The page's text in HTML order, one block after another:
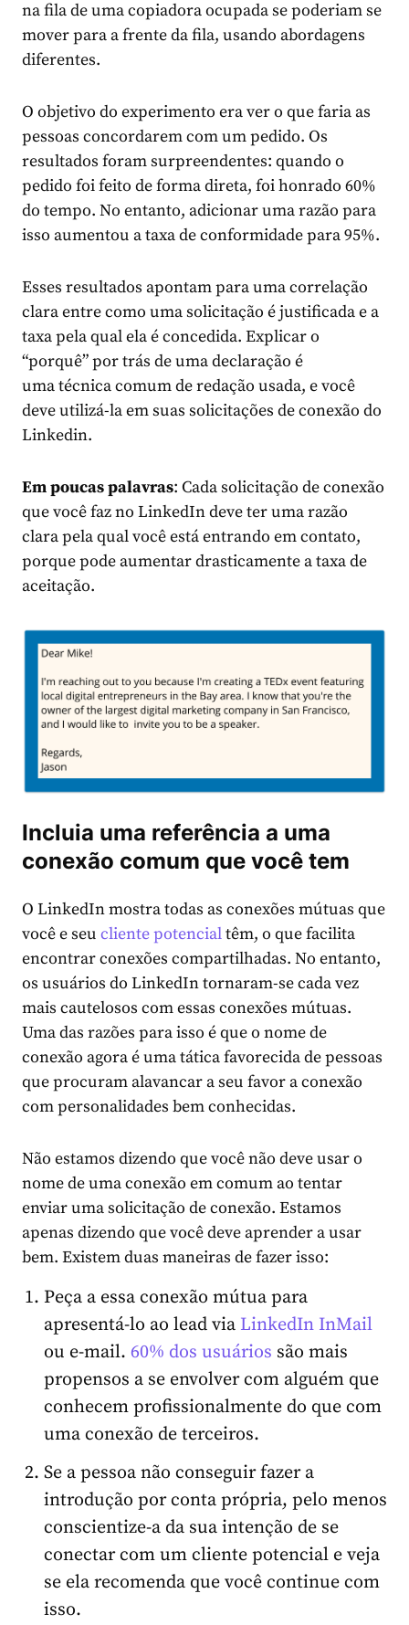
na fila de uma copiadora ocupada se poderiam se
mover para a frente da fila, usando abordagens
diferentes.
O objetivo do experimento era ver o que faria as
pessoas concordarem com um pedido. Os
resultados foram surpreendentes: quando o
pedido foi feito de forma direta, foi honrado 60%
do tempo. No entanto, adicionar uma razão para
isso aumentou a taxa de conformidade para 95%.
Esses resultados apontam para uma correlação
clara entre como uma solicitação é justificada e a
taxa pela qual ela é concedida. Explicar o
“porquê” por trás de uma declaração é
uma técnica comumderedação usada, e você
deve utilizá-la em suas solicitações de conexão do
Linkedin.
Em poucas palavras: Cada solicitação de conexão
que você faz no LinkedIn deve ter uma razão
clara pela qual você está entrando em contato,
porque pode aumentar drasticamente a taxa de
aceitação.
Incluia uma referência a uma
conexão comum que você tem
O LinkedIn mostra todas as conexões mútuas que
você e seu cliente potencialtêm, o que facilita
encontrar conexões compartilhadas. No entanto,
os usuários do LinkedIn tornaram-se cada vez
mais cautelosos com essas conexões mútuas.
Uma das razões para isso é que o nome de
conexão agora é uma tática favorecida de pessoas
que procuram alavancar a seu favor a conexão
com personalidades bem conhecidas.
Não estamos dizendo que você não deve usar o
nome de uma conexão em comum ao tentar
enviar uma solicitação de conexão. Estamos
apenas dizendo que você deve aprender a usar
bem. Existem duas maneiras de fazer isso:
Peça a essa conexão mútua para
apresentá-lo ao lead via LinkedIn InMail
ou e-mail. 60% dos usuários são mais
propensos a se envolver com alguém que
conhecem profissionalmente do que com
uma conexão de terceiros.
Se a pessoa não conseguir fazer a
introdução por conta própria, pelo menos
conscientize-a da sua intenção de se
conectar com um cliente potencial e veja
se ela recomenda que você continue com
isso.